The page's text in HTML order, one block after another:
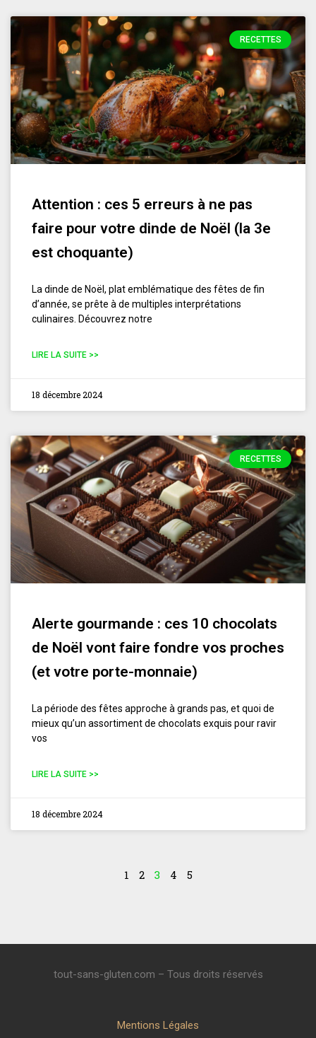
RECETTES
Attention : ces 5 erreurs à ne pas
faire pour votre dinde de Noël (la 3e
est choquante)
La dinde de Noël, plat emblématique des fêtes de fin
d’année, se prête à de multiples interprétations
culinaires. Découvrez notre
LIRE LA SUITE >>
18 décembre 2024
RECETTES
Alerte gourmande : ces 10 chocolats
de Noël vont faire fondre vos proches
(et votre porte-monnaie)
La période des fêtes approche à grands pas, et quoi de
mieux qu’un assortiment de chocolats exquis pour ravir
vos
LIRE LA SUITE >>
18 décembre 2024
1 2 3 4 5
tout-sans-gluten.com – Tous droits réservés
Mentions Légales